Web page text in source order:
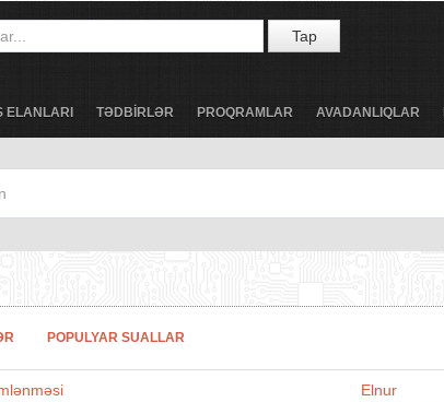
Tap
ELANLARI TƏDBİRLƏR PROQRAMLAR AVADANLIQLAR
POPULYAR SUALLAR
Elnur